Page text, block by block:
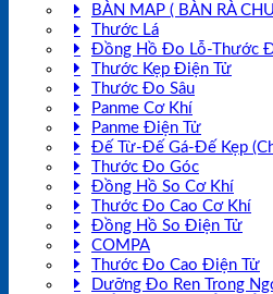
BÀN MAP ( BÀN RÀ
Thước Lá
Đồng Hồ Đo Lỗ-Thước
Thước Kẹp Điện Tử
Thước Đo Sâu
Panme Cơ Khí
Panme Điện Tử
Đế Từ-Đế Gá-Đế Kẹp
Thước Đo Góc
Đồng Hồ So Cơ Khí
Thước Đo Cao Cơ Khí
Đồng Hồ So Điện Tử
COMPA
Thước Đo Cao Điện Tử
Dưỡng Đo Ren Trong